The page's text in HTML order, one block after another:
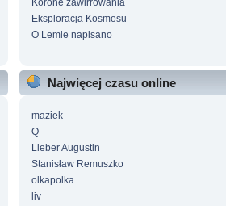
Korone zawirrowania
Eksploracja Kosmosu
O Lemie napisano
Najwięcej czasu online
maziek
Q
Lieber Augustin
Stanisław Remuszko
olkapolka
liv